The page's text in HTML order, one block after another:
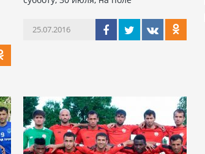
25.07.2016